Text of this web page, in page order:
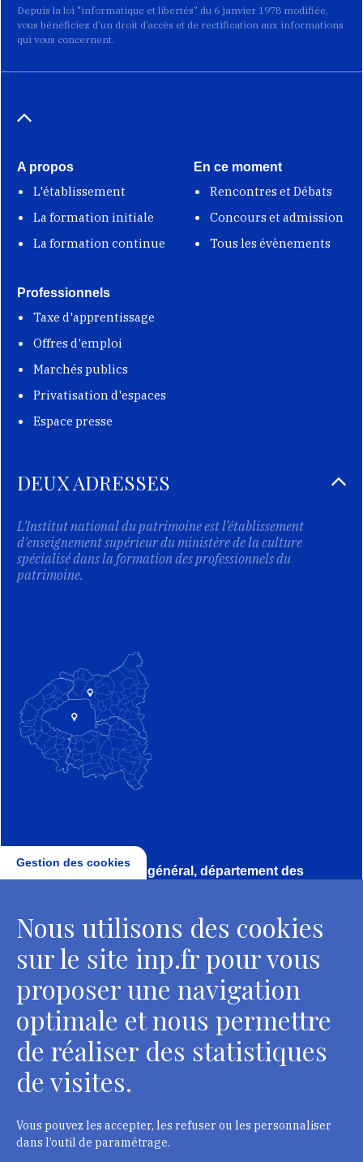
Depuis la loi "informatique et libertés" du 6 janvier 1978 modifiée,
vous bénéficiez d’un droit d’accès et de rectification aux informations
qui vous concernent.
A propos
L'établissement
La formation initiale
La formation continue
En ce moment
Rencontres et Débats
Concours et admission
Tous les évènements
Professionnels
Taxe d'apprentissage
Offres d'emploi
Marchés publics
Privatisation d'espaces
Espace presse
DEUX ADRESSES
L'Institut national du patrimoine est l’établissement
d'enseignement supérieur du ministère de la culture
spécialisé dans la formation des professionnels du
patrimoine.
Direction, secrétariat général, département des
2 rue Vivienne - 75002 Paris
Tél. : + 33 1 44 41 16 41
Contacts
Département des restaurateurs
124 rue Henri Barbusse - 93300 Aubervilliers
Contacts
Gestion des cookies
Nous utilisons des cookies
sur le site inp.fr pour vous
proposer une navigation
optimale et nous permettre
de réaliser des statistiques
de visites.
Vous pouvez les accepter, les refuser ou les personnaliser
dans l’outil de paramétrage.